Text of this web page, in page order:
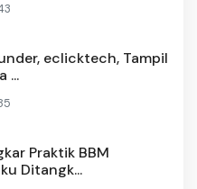
eclicktech, Tampil
...
Praktik BBM
Ditangk...